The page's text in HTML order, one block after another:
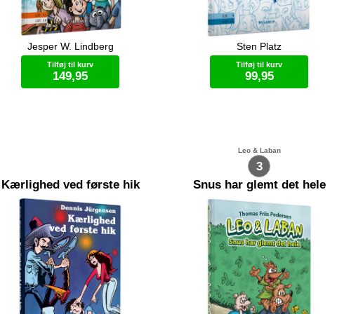
er taget på solferie. De vil
af og nyde varmen. Men da
møder en gammel ven, bliver
vendt på hovedet.
Jesper W. Lindberg
Tilføj til kurv
149,95
Kaj mister sine køer da de bliver ramt
af et lyn. Næste dag er hele hans hus
fyldt med køer. Hvad er der sket?
Sten Platz
Tilføj til kurv
99,95
Kærlighed ved første hik
3
Leo & Laban
Snus har glemt det hele